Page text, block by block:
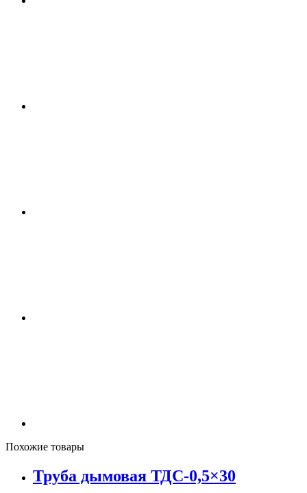
Похожие товары
Труба дымовая ТДС-0,5×30